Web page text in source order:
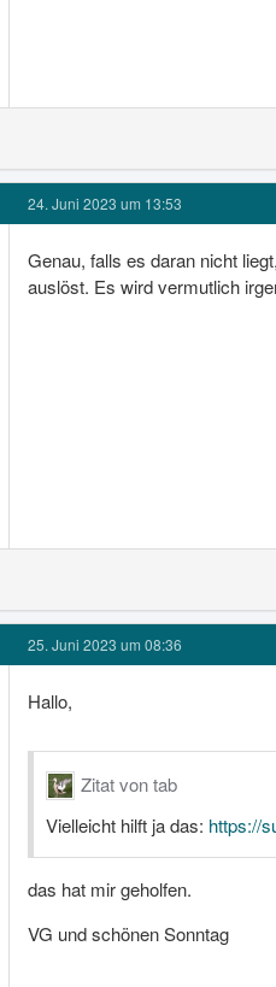
24. Juni 2023 um 13:53
Genau, falls es daran nicht
auslöst. Es wird vermutlich
25. Juni 2023 um 08:36
Hallo,
Zitat von tab
Vielleicht hilft ja das: https://
das hat mir geholfen.
VG und schönen Sonntag